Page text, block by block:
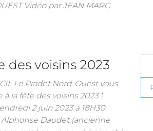
Vidéo par JEAN MARC
des voisins 2023
Le Pradet Nord-Ouest vous
à la fête des voisins 2023 !
2 juin 2023 à 18H30
Alphonse Daudet (ancienne